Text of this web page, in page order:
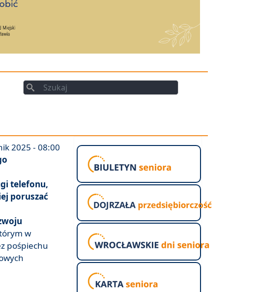
Szukaj
Szukaj
2025 - 08:00
telefonu,
poruszać
w
pośpiechu